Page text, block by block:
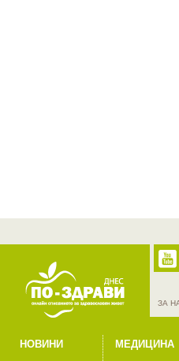
ЗА
НОВИНИ
МЕДИЦИНА